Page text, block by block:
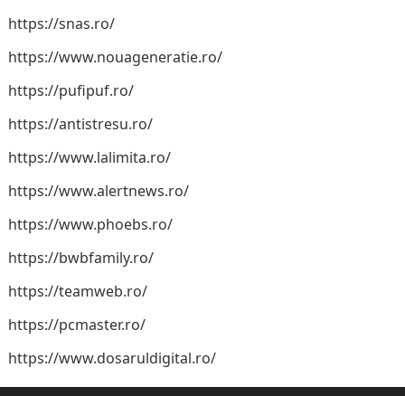
https://snas.ro/
https://www.nouageneratie.ro/
https://pufipuf.ro/
https://antistresu.ro/
https://www.lalimita.ro/
https://www.alertnews.ro/
https://www.phoebs.ro/
https://bwbfamily.ro/
https://teamweb.ro/
https://pcmaster.ro/
https://www.dosaruldigital.ro/